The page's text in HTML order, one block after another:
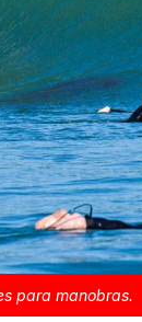
para manobras.